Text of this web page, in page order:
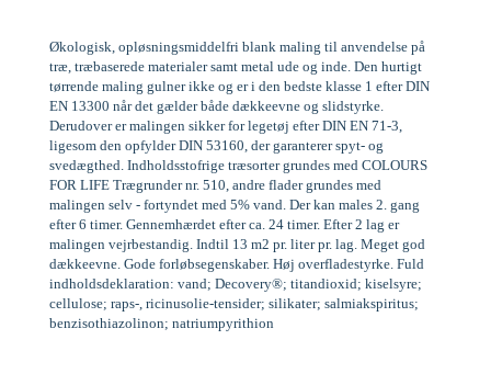
Økologisk, opløsningsmiddelfri blank maling til anvendelse på
træ, træbaserede materialer samt metal ude og inde. Den hurtigt
tørrende maling gulner ikke og er i den bedste klasse 1 efter DIN
EN 13300 når det gælder både dækkeevne og slidstyrke.
Derudover er malingen sikker for legetøj efter DIN EN 71-3,
ligesom den opfylder DIN 53160, der garanterer spyt- og
svedægthed. Indholdsstofrige træsorter grundes med COLOURS
FOR LIFE Trægrunder nr. 510, andre flader grundes med
malingen selv - fortyndet med 5% vand. Der kan males 2. gang
efter 6 timer. Gennemhærdet efter ca. 24 timer. Efter 2 lag er
malingen vejrbestandig. Indtil 13 m2 pr. liter pr. lag. Meget god
dækkeevne. Gode forløbsegenskaber. Høj overfladestyrke. Fuld
indholdsdeklaration: vand; Decovery®; titandioxid; kiselsyre;
cellulose; raps-, ricinusolie-tensider; silikater; salmiakspiritus;
benzisothiazolinon; natriumpyrithion